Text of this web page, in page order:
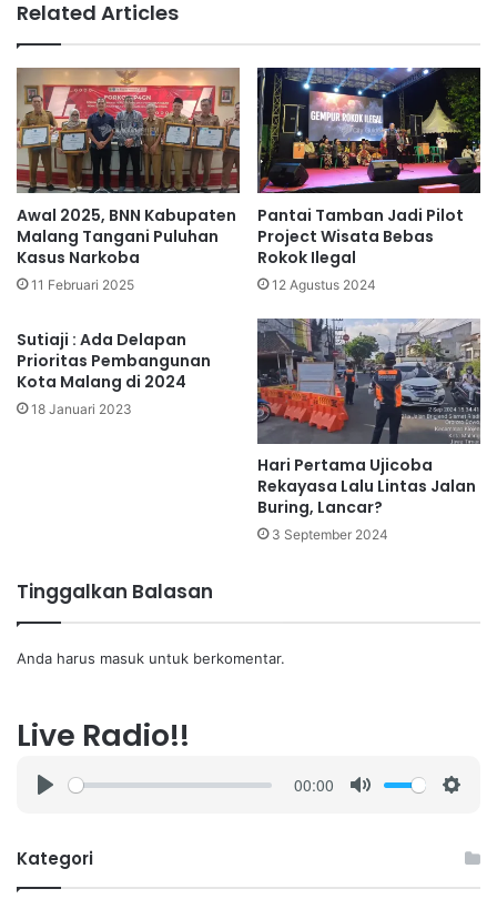
Related Articles
Awal 2025, BNN Kabupaten
Malang Tangani Puluhan
Kasus Narkoba
11 Februari 2025
Pantai Tamban Jadi Pilot
Project Wisata Bebas
Rokok Ilegal
12 Agustus 2024
Sutiaji : Ada Delapan
Prioritas Pembangunan
Kota Malang di 2024
18 Januari 2023
Hari Pertama Ujicoba
Rekayasa Lalu Lintas Jalan
Buring, Lancar?
3 September 2024
Tinggalkan Balasan
Anda harus masuk untuk berkomentar.
Live Radio!!
a
00:00
Kategori